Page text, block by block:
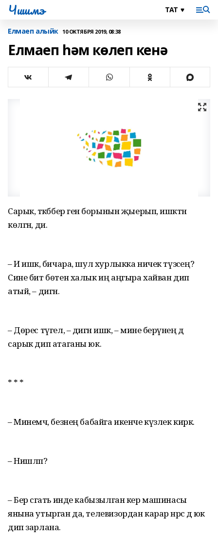
Чишмэ
Елмаеп алыйк 10 ОКТЯБРЯ 2019, 08:38
Елмаеп һәм көлеп кенә
Сарык, тәкәббер генә борынын җыерып, ишәктән
көлгән, ди.
– И ишәк, бичара, шул хурлыкка ничек түзәсең?
Сине бит бөтен халык иң аңгыра хайван дип
атый, – дигән.
– Дөрес түгел, – дигән ишәк, – мине берәүнең дә
сарык дип атаганы юк.
* * *
– Минемчә, безнең бабайга икенче күзлек кирәк.
– Нишләп?
– Бер сәгать инде кабызылган кер машинасы
янына утырган да, телевизордан карар нәрсә дә юк
дип зарлана.